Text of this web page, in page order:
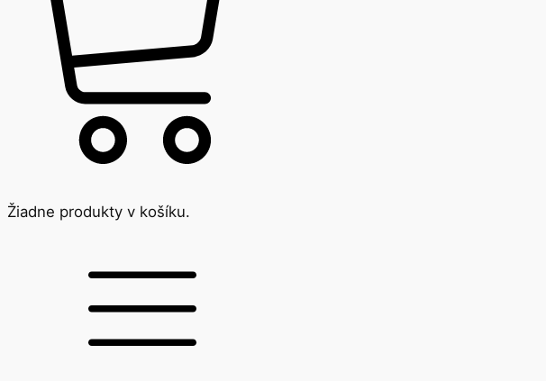
Žiadne produkty v košíku.